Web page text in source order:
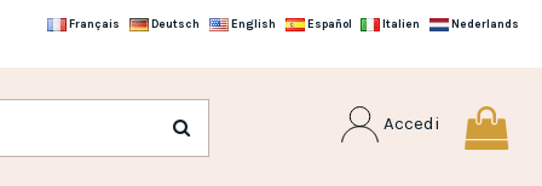
Français Deutsch English Español Italien Nederlands
Accedi